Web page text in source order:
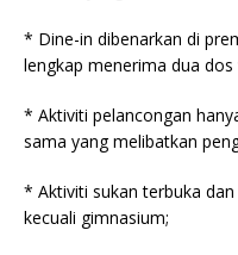
* Dine-in dibenarkan di
lengkap menerima dua dos
* Aktiviti pelancongan
sama yang melibatkan
* Aktiviti sukan terbuka
kecuali gimnasium;